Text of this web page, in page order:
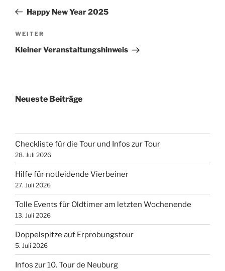
Beitrag
Happy New Year 2025
Nächster
Beitrag
WEITER
Kleiner Veranstaltungshinweis
Neueste Beiträge
Checkliste für die Tour und Infos zur Tour
28. Juli 2026
Hilfe für notleidende Vierbeiner
27. Juli 2026
Tolle Events für Oldtimer am letzten Wochenende
13. Juli 2026
Doppelspitze auf Erprobungstour
5. Juli 2026
Infos zur 10. Tour de Neuburg